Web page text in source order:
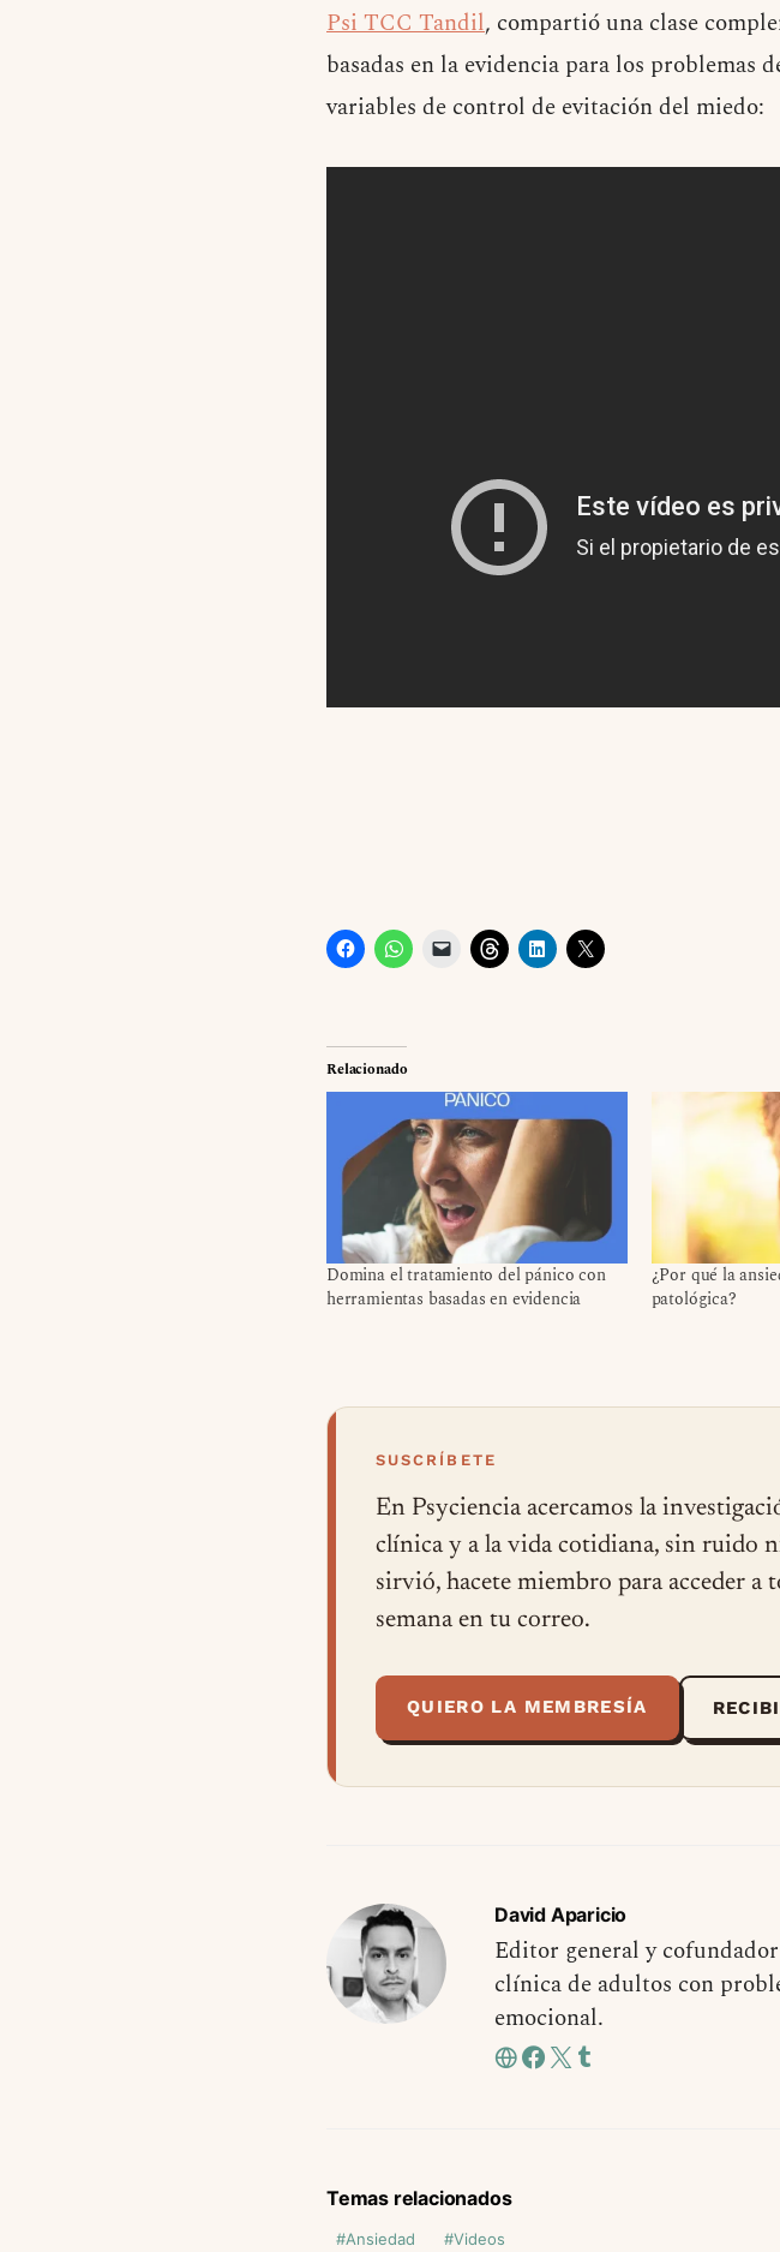
Psi TCC Tandil, compartió una clase
basadas en la evidencia para los problemas
variables de control de evitación del miedo:
Relacionado
Domina el tratamiento del pánico con
herramientas basadas en evidencia
¿Por qué la
patológica?
SUSCRÍBETE
En Psyciencia acercamos la
clínica y a la vida cotidiana, sin ruido
sirvió, hacete miembro para acceder a
semana en tu correo.
QUIERO LA MEMBRESÍA
David Aparicio
Editor general y
clínica de adultos con
emocional.
Temas relacionados
Ansiedad Videos